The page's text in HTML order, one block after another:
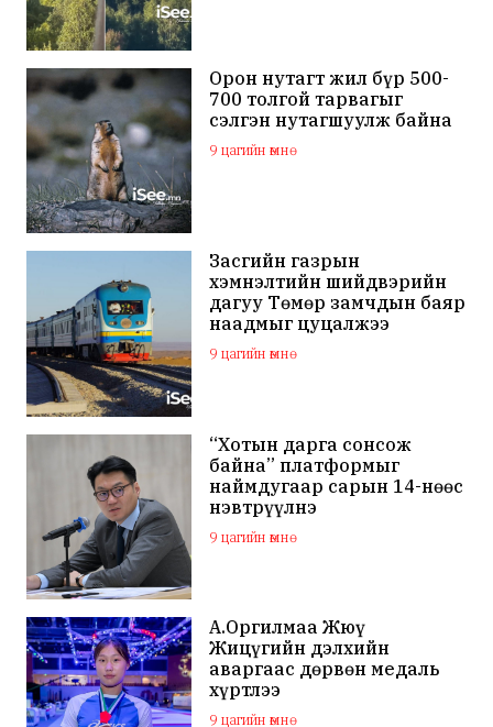
Орон нутагт жил бүр 500-
700 толгой тарвагыг
сэлгэн нутагшуулж байна
9 цагийн өмнө
Засгийн газрын
хэмнэлтийн шийдвэрийн
дагуу Төмөр замчдын баяр
наадмыг цуцалжээ
9 цагийн өмнө
“Хотын дарга сонсож
байна” платформыг
наймдугаар сарын 14-нөөс
нэвтрүүлнэ
9 цагийн өмнө
А.Оргилмаа Жюү
Жицүгийн дэлхийн
аваргаас дөрвөн медаль
хүртлээ
9 цагийн өмнө